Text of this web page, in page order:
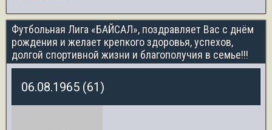
Футбольная Лига «БАЙСАЛ», поздравляет Вас с днём
рождения и желает крепкого здоровья, успехов,
долгой спортивной жизни и благополучия в семье!!!
06.08.1965 (61)